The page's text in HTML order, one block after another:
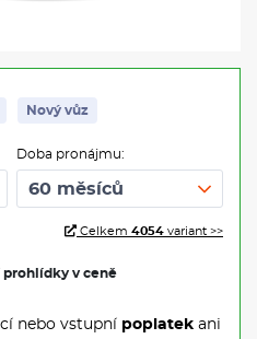
Nový vůz
Doba pronájmu:
Celkem 4054 variant >>
prohlídky v ceně
nebo vstupní poplatekani